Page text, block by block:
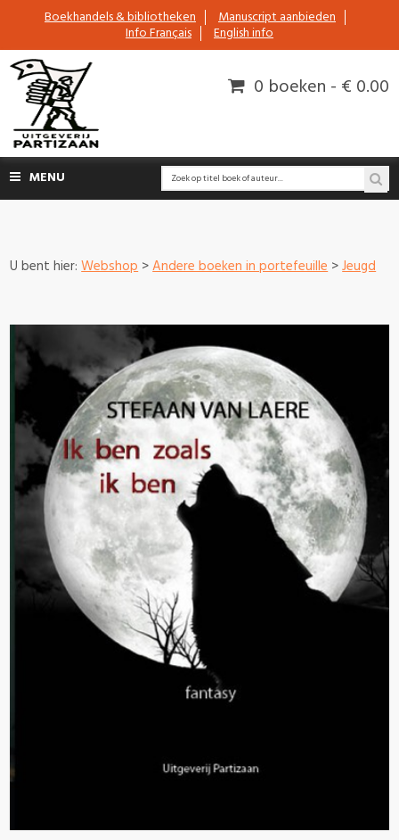
Boekhandels & bibliotheken Manuscript aanbieden
Info Français English info
0 boeken - € 0.00
MENU
U bent hier:Webshop>Andere boeken in portefeuille>Jeugd